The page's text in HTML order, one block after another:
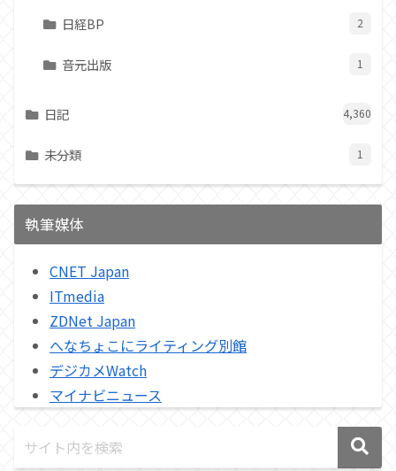
日経BP 2
音元出版 1
日記 4,360
未分類 1
執筆媒体
CNET Japan
ITmedia
ZDNet Japan
へなちょこにライティング別館
デジカメWatch
マイナビニュース